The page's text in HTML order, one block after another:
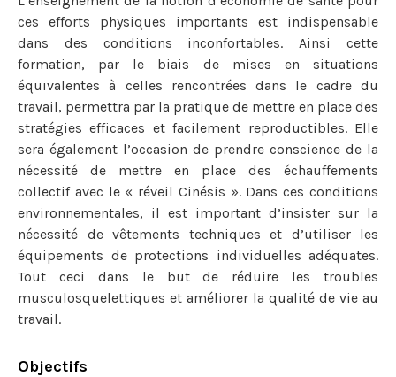
ces efforts physiques importants est indispensable
dans des conditions inconfortables. Ainsi cette
formation, par le biais de mises en situations
équivalentes à celles rencontrées dans le cadre du
travail, permettra par la pratique de mettre en place des
stratégies efficaces et facilement reproductibles. Elle
sera également l’occasion de prendre conscience de la
nécessité de mettre en place des échauffements
collectif avec le « réveil Cinésis ». Dans ces conditions
environnementales, il est important d’insister sur la
nécessité de vêtements techniques et d’utiliser les
équipements de protections individuelles adéquates.
Tout ceci dans le but de réduire les troubles
musculosquelettiques et améliorer la qualité de vie au
travail.
Objectifs